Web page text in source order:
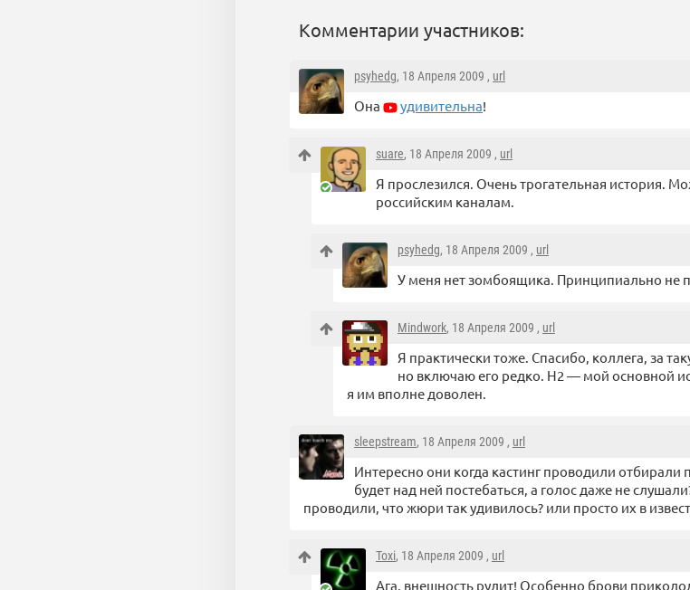
Комментарии участников:
psyhedg, 18 Апреля 2009 , url
Она удивительна!
suare, 18 Апреля 2009 , url
Я прослезился. Очень трогательная история.
российским каналам.
psyhedg, 18 Апреля 2009 , url
У меня нет зомбоящика. Принципиально не
Mindwork, 18 Апреля 2009 , url
Я практически тоже. Спасибо, коллега, за
но включаю его редко. Н2 — мой основной
я им вполне доволен.
sleepstream, 18 Апреля 2009 , url
Интересно они когда кастинг проводили отбирали
будет над ней постебаться, а голос даже не
проводили, что жюри так удивилось? или просто их в
Toxi, 18 Апреля 2009 , url
Ага, внешность рулит! Особенно брови